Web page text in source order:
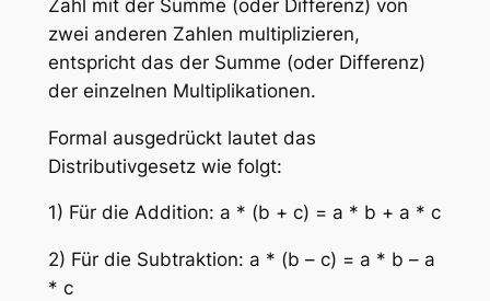
Zahl mit der Summe (oder Differenz) von
zwei anderen Zahlen multiplizieren,
entspricht das der Summe (oder Differenz)
der einzelnen Multiplikationen.
Formal ausgedrückt lautet das
Distributivgesetz wie folgt:
1) Für die Addition: a * (b + c) = a * b + a * c
2) Für die Subtraktion: a * (b – c) = a * b – a
* c